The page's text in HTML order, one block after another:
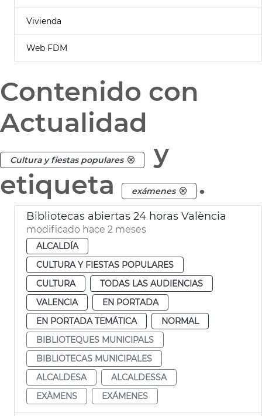
Vivienda
Web FDM
Contenido con
Actualidad
Cultura y fiestas populares
y
etiqueta
exámenes .
Bibliotecas abiertas 24 horas València
modificado hace 2 meses
ALCALDÍA
CULTURA Y FIESTAS POPULARES
CULTURA
TODAS LAS AUDIENCIAS
VALENCIA
EN PORTADA
EN PORTADA TEMÁTICA
NORMAL
BIBLIOTEQUES MUNICIPALS
BIBLIOTECAS MUNICIPALES
ALCALDESA
ALCALDESSA
EXÀMENS
EXÁMENES